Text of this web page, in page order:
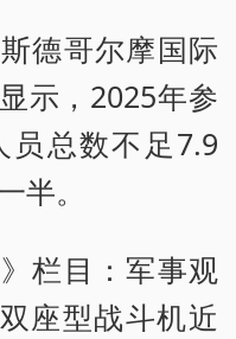
德哥尔摩国际
示，2025年参
总数不足7.9
半。
栏目：军事观
座型战斗机近